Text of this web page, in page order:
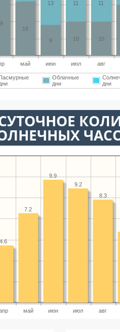
май июн июл авг
10
10
9
16
11
11
13
Облачные
дни
дни
май июн июл авг
8.3
9.2
9.9
7.2
4.6